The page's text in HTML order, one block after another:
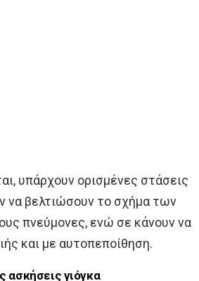
υπάρχουν ορισμένες στάσεις
να βελτιώσουν το σχήμα των
πνεύμονες, ενώ σε κάνουν να
και με αυτοπεποίθηση.
ασκήσεις γιόγκα